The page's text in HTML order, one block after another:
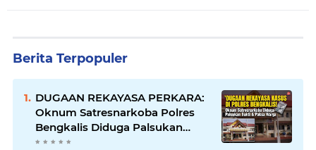
Berita Terpopuler
DUGAAN REKAYASA PERKARA:
Oknum Satresnarkoba Polres
Bengkalis Diduga Palsukan
Barang Bukti Hingga Paksa